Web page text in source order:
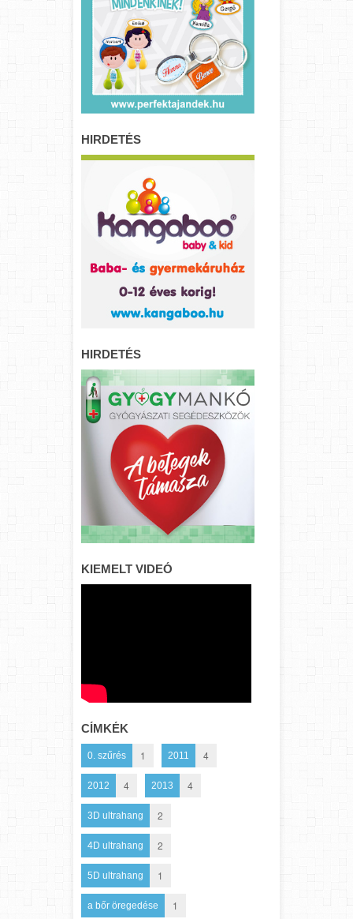
HIRDETÉS
HIRDETÉS
KIEMELT VIDEÓ
CÍMKÉK
0. szűrés 1 2011 4
2012 4 2013 4
3D ultrahang 2
4D ultrahang 2
5D ultrahang 1
a bőr öregedése 1